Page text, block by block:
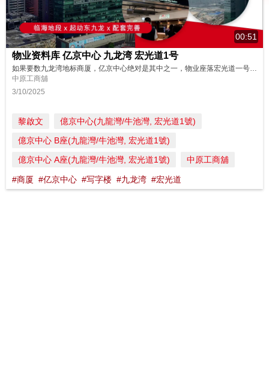
00:51
物业资料库 亿京中心 九龙湾 宏光道1号
中原工商舖
3/10/2025
黎啟文
億京中心(九龍灣/牛池灣, 宏光道1號)
億京中心 B座(九龍灣/牛池灣, 宏光道1號)
億京中心 A座(九龍灣/牛池灣, 宏光道1號)
中原工商舖
#商厦 #亿京中心 #写字楼 #九龙湾 #宏光道